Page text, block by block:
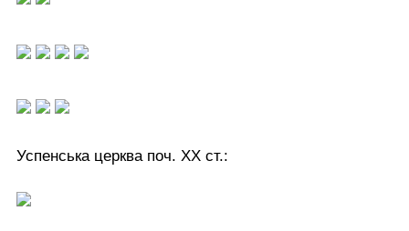
Успенська церква поч. ХХ ст.: